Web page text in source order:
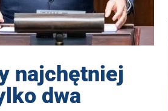
najchętniej
dwa